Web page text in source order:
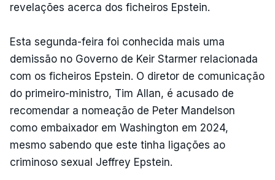
revelações acerca dos ficheiros Epstein.
Esta segunda-feira foi conhecida mais uma
demissão no Governo de Keir Starmer relacionada
com os ficheiros Epstein. O diretor de comunicação
do primeiro-ministro, Tim Allan, é acusado de
recomendar a nomeação de Peter Mandelson
como embaixador em Washington em 2024,
mesmo sabendo que este tinha ligações ao
criminoso sexual Jeffrey Epstein.